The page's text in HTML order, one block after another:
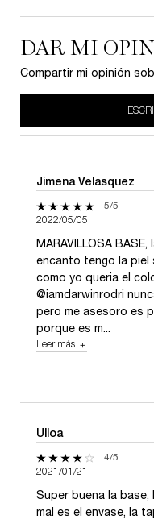
DAR MI
Compartir mi opinión
Jimena Velasquez
5 de 5 estrellas.5/5
2022/05/05
MARAVILLOSA
encanto tengo la piel
como yo queria el
@iamdarwinrodri
pero me asesoro es
porque es m...
Leer más about review of
Ulloa
4 de 5 estrellas.4/5
2021/01/21
Super buena la base,
mal es el envase, la